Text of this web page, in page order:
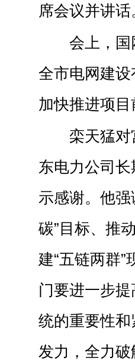
席会议并讲话
会上，
全市电网建
加快推进项
栾天猛
东电力公司
示感谢。他
碳”目标、推
建“五链两群
门要进一步
统的重要性
发力，全力